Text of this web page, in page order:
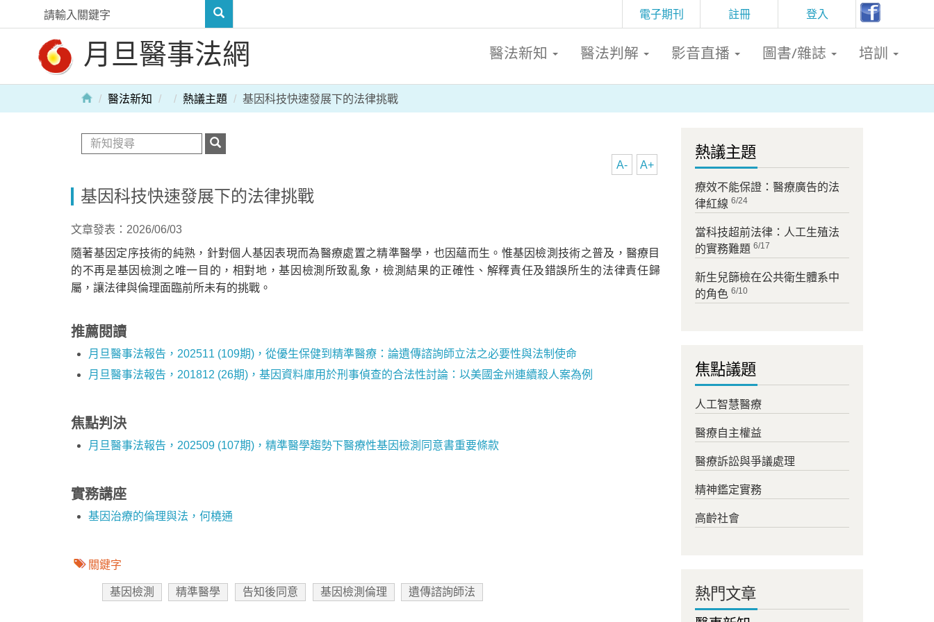
註冊 登入
電子期刊
月旦醫事法網 醫法新知 醫法判解 影音直播 圖書/雜誌 培訓
Home
醫法新知 熱議主題 基因科技快速發展下的法律挑戰
A+
A-
基因科技快速發展下的法律挑戰
文章發表：2026/06/03
隨著基因定序技術的純熟，針對個人基因表現而為醫療處置之精準醫學，也因蘊而生。惟基因檢測技術之普及，醫療目
的不再是基因檢測之唯一目的，相對地，基因檢測所致亂象，檢測結果的正確性、解釋責任及錯誤所生的法律責任歸
屬，讓法律與倫理面臨前所未有的挑戰。
推薦閱讀
月旦醫事法報告，202511 (109期)，從優生保健到精準醫療：論遺傳諮詢師立法之必要性與法制使命
月旦醫事法報告，201812 (26期)，基因資料庫用於刑事偵查的合法性討論：以美國金州連續殺人案為例
焦點判決
月旦醫事法報告，202509 (107期)，精準醫學趨勢下醫療性基因檢測同意書重要條款
實務講座
基因治療的倫理與法，何橈通
關鍵字
基因檢測 精準醫學 告知後同意 基因檢測倫理 遺傳諮詢師法
熱議主題
療效不能保證：醫療廣告的法
律紅線 6/24
當科技超前法律：人工生殖法
的實務難題 6/17
新生兒篩檢在公共衛生體系中
的角色 6/10
焦點議題
人工智慧醫療
醫療自主權益
醫療訴訟與爭議處理
精神鑑定實務
高齡社會
熱門文章